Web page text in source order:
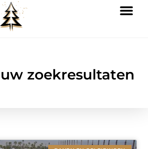
zoekresultaten